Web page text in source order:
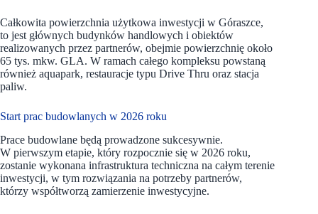
Całkowita powierzchnia użytkowa inwestycji w Góraszce,
to jest głównych budynków handlowych i obiektów
realizowanych przez partnerów, obejmie powierzchnię około
65 tys. mkw. GLA. W ramach całego kompleksu powstaną
również aquapark, restauracje typu Drive Thru oraz stacja
paliw.
Start prac budowlanych w 2026 roku
Prace budowlane będą prowadzone sukcesywnie.
W pierwszym etapie, który rozpocznie się w 2026 roku,
zostanie wykonana infrastruktura techniczna na całym terenie
inwestycji, w tym rozwiązania na potrzeby partnerów,
którzy współtworzą zamierzenie inwestycyjne.